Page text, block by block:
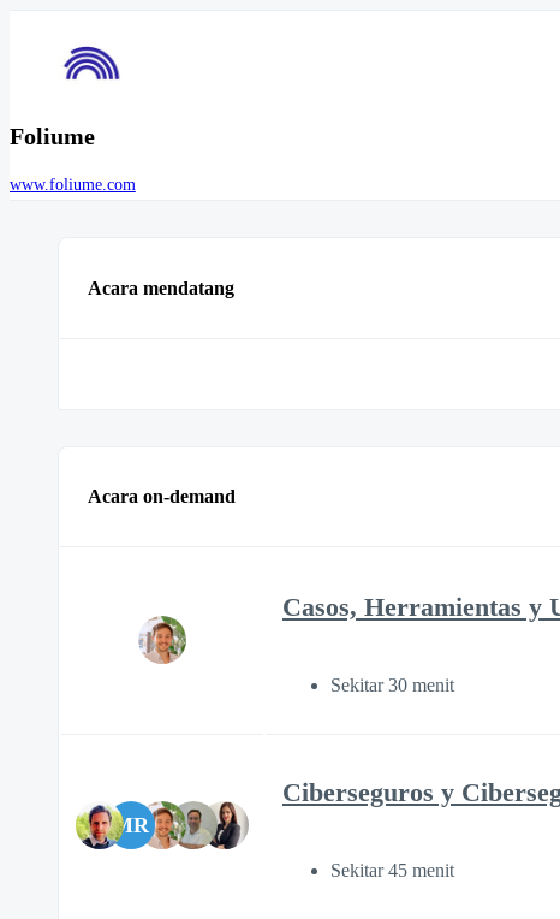
Foliume
www.foliume.com
Acara mendatang
Acara on-demand
Casos, Herramientas y
Sekitar 30 menit
MR
Ciberseguros y
Sekitar 45 menit